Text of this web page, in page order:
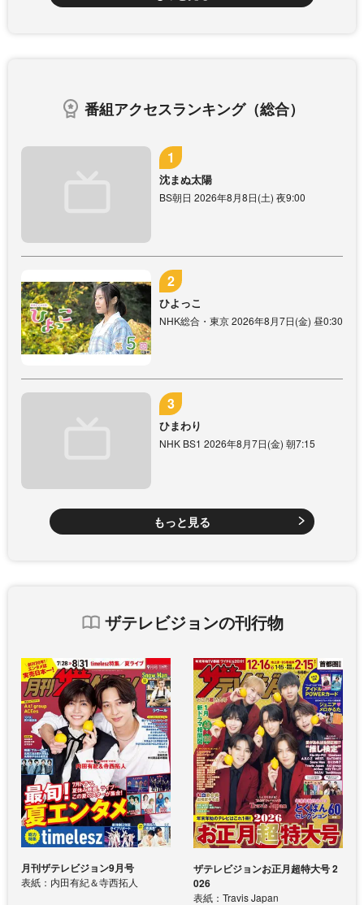
番組アクセスランキング（総合）
沈まぬ太陽
BS朝日 2026年8月8日(土) 夜9:00
ひよっこ
NHK総合・東京 2026年8月7日(金) 昼0:30
ひまわり
NHK BS1 2026年8月7日(金) 朝7:15
もっと見る
ザテレビジョンの刊行物
月刊ザテレビジョン9月号
表紙：内田有紀＆寺西拓人
ザテレビジョンお正月超特大号 2
026
表紙：Travis Japan